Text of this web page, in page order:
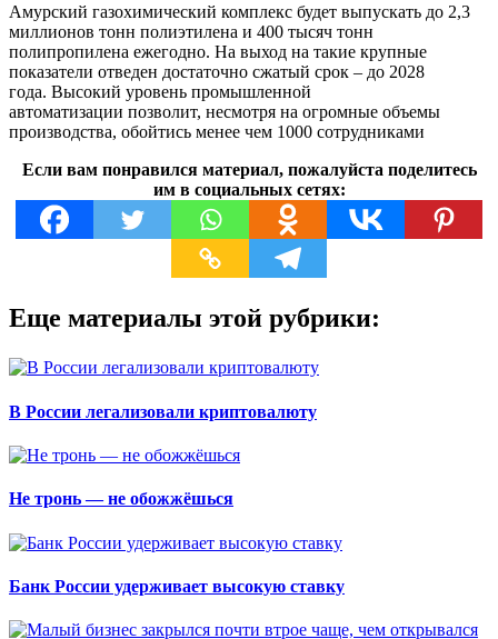
Амурский газохимический комплекс будет выпускать до 2,3
миллионов тонн полиэтилена и 400 тысяч тонн
полипропилена ежегодно. На выход на такие крупные
показатели отведен достаточно сжатый срок – до 2028
года. Высокий уровень промышленной
автоматизации позволит, несмотря на огромные объемы
производства, обойтись менее чем 1000 сотрудниками
Если вам понравился материал, пожалуйста поделитесь
им в социальных сетях:
Еще материалы этой рубрики:
В России легализовали криптовалюту
Не тронь — не обожжёшься
Банк России удерживает высокую ставку